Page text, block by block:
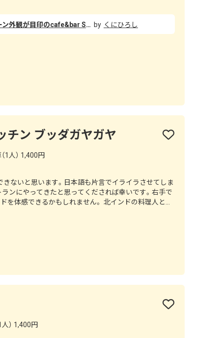
砺波駅から徒歩5分ほど、モノトーン外観が目印のcafe&bar SUNTRICK。スタッフさんがメニュー選びを丁寧にサポートしてくれるので、初訪問でも安心。接客もとても気持ちがいいので気づけば常連です(^^) スパイスの香りが漂う店内BGMもオシャレで、のんびり過ごせます。昼はスパイスカレー専門店、夜はバルとしてもクラフトビールやお酒の種が豊富で“カレー飲み”できるのがオススメです！ 最駐車場もできて行きやすくなりました。 くにひろし
チン ブッダガヤガヤ
1人） 1,400円
ないと思います。日本語も片言でイライラさせてしま
ンにやってきたと思ってくだされば幸いです。右手で
かもしれません。 北インドの料理人と南
） 1,400円